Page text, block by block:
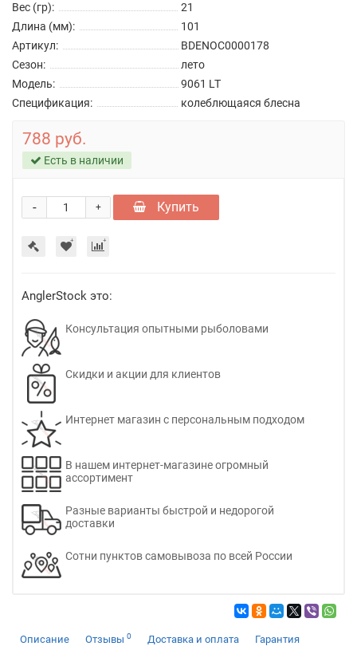
Вес (гр):
21
Длина (мм):
101
Артикул:
BDENOC0000178
Сезон:
лето
Модель:
9061 LT
Спецификация:
колеблющаяся блесна
788 руб.
Есть в наличии
+
- Купить
AnglerStock это:
Консультация опытными рыболовами
Скидки и акции для клиентов
Интернет магазин с персональным подходом
В нашем интернет-магазине огромный
ассортимент
Разные варианты быстрой и недорогой
доставки
Сотни пунктов самовывоза по всей России
Описание Отзывы 0 Доставка и оплата Гарантия